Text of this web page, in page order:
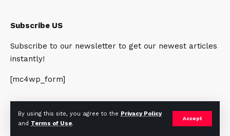
By using this site, you agree to the Privacy Policy
and Terms of Use.
Accept
Subscribe US
Subscribe to our newsletter to get our newest articles
instantly!
[mc4wp_form]